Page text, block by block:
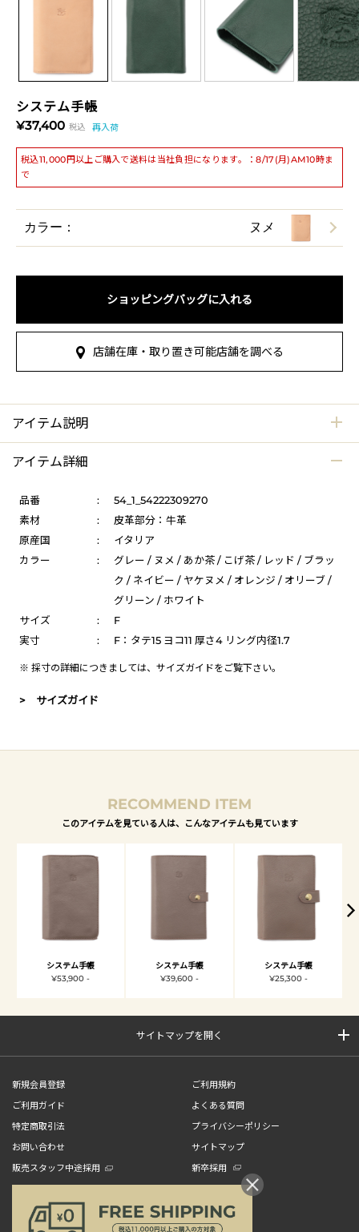
システム手帳
¥37,400 税込 再入荷
税込11,000円以上ご購入で送料は当社負担になります。：8/17(月)AM10時ま
で
カラー： ヌメ
ショッピングバッグに入れる
店舗在庫・取り置き可能店舗を調べる
アイテム説明
アイテム詳細
品番 :
54_1_54222309270
素材
:
皮革部分：牛革
原産国
:
イタリア
カラー
:
グレー / ヌメ / あか茶 / こげ茶 / レッド / ブラッ
ク / ネイビー / ヤケヌメ / オレンジ / オリーブ /
グリーン / ホワイト
サイズ
:
F
実寸
: F：タテ15 ヨコ11 厚さ4 リング内径1.7
※ 採寸の詳細につきましては、 サイズガイドをご覧下さい。
> サイズガイド
RECOMMEND ITEM
このアイテムを見ている人は、こんなアイテムも見ています
システム手帳
¥53,900 -
システム手帳
¥39,600 -
システム手帳
¥25,300 -
サイトマップを開く
新規会員登録
ご利用規約
ご利用ガイド
よくある質問
特定商取引法
プライバシーポリシー
お問い合わせ
サイトマップ
販売スタッフ中途採用
新卒採用